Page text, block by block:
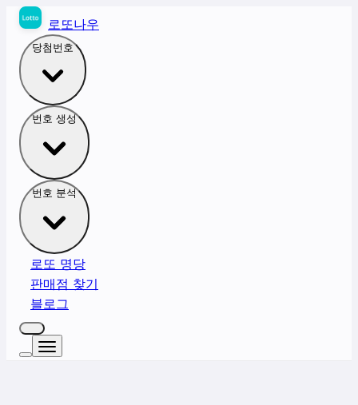
로또나우
당첨번호
번호 생성
번호 분석
로또 명당
판매점 찾기
블로그